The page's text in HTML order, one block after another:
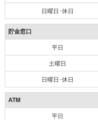
日曜日･休日
貯金窓口
平日
土曜日
日曜日･休日
ATM
平日